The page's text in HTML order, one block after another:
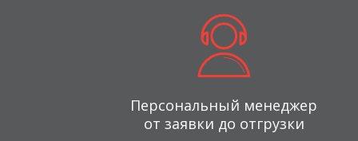
Персональный менеджер
от заявки до отгрузки